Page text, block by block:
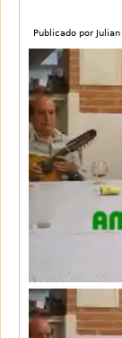
Publicado por Julian